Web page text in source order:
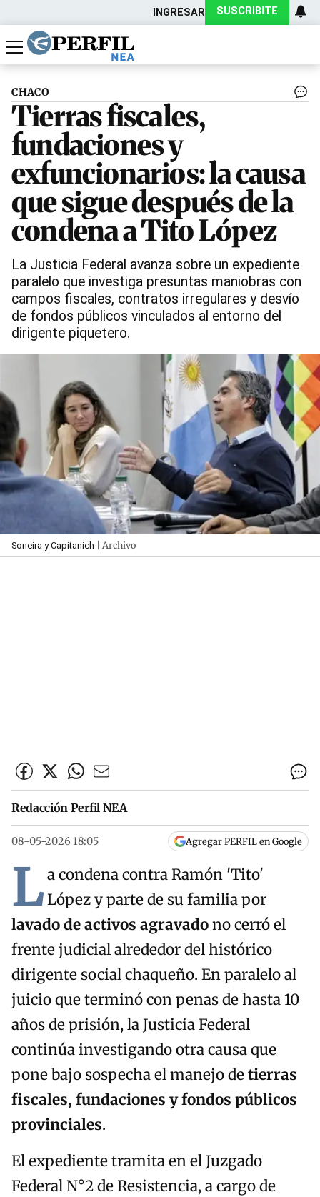
INGRESAR SUSCRIBITE
Política
Economía
Actualidad
CHACO
Tierras fiscales,
fundaciones y
exfuncionarios: la causa
que sigue después de la
condena a Tito López
La Justicia Federal avanza sobre un expediente
paralelo que investiga presuntas maniobras con
campos fiscales, contratos irregulares y desvío
de fondos públicos vinculados al entorno del
dirigente piquetero.
Soneira y Capitanich | Archivo
Redacción Perfil NEA
08-05-2026 18:05 Agregar PERFIL en Google
La condena contra Ramón 'Tito'
López y parte de su familia por
lavado de activos agravadono cerró el
frente judicial alrededor del histórico
dirigente social chaqueño. En paralelo al
juicio que terminó con penas de hasta 10
años de prisión, la Justicia Federal
continúa investigando otra causa que
pone bajo sospecha el manejo detierras
fiscales, fundaciones y fondos públicos
provinciales.
El expediente tramita en el Juzgado
Federal N°2 de Resistencia, a cargo de